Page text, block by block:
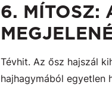
6. MÍTOSZ:
Tévhit. Az ősz hajszál
hajhagymából egyetlen